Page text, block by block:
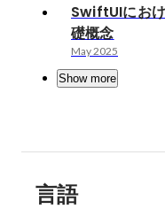
SwiftUIにお
礎概念
May 2025
Show more
言語